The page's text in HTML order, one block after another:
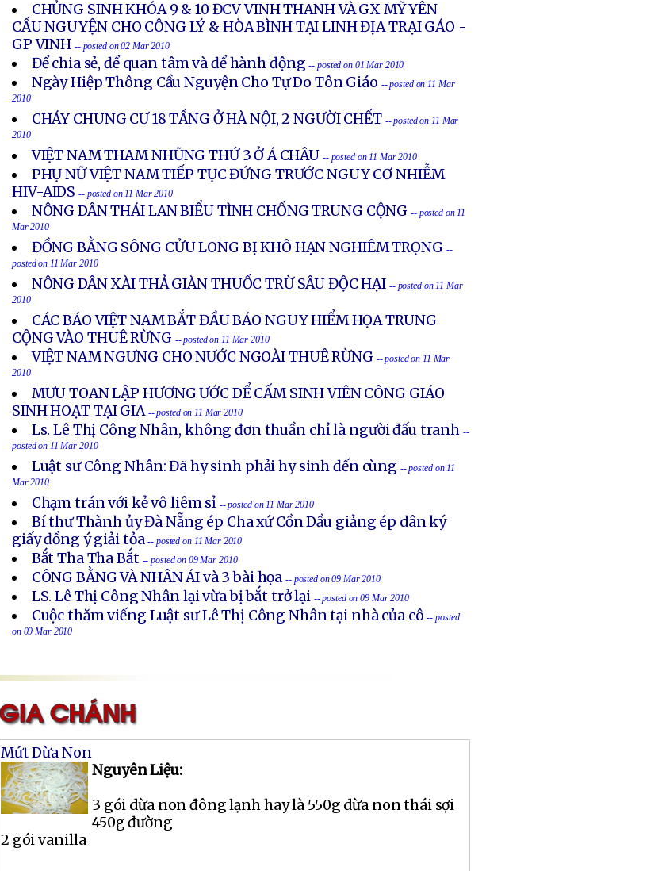
CHỦNG SINH KHÓA 9 & 10 ĐCV VINH THANH VÀ GX MỸ YÊN
CẦU NGUYỆN CHO CÔNG LÝ & HÒA BÌNH TẠI LINH ĐỊA TRẠI GÁO -
GP VINH -- posted on 02 Mar 2010
Để chia sẻ, để quan tâm và để hành động -- posted on 01 Mar 2010
Ngày Hiệp Thông Cầu Nguyện Cho Tự Do Tôn Giáo -- posted on 11 Mar
2010
CHÁY CHUNG CƯ 18 TẦNG Ở HÀ NỘI, 2 NGƯỜI CHẾT -- posted on 11 Mar
2010
VIỆT NAM THAM NHŨNG THỨ 3 Ở Á CHÂU -- posted on 11 Mar 2010
PHỤ NỮ VIỆT NAM TIẾP TỤC ĐỨNG TRƯỚC NGUY CƠ NHIỄM
HIV-AIDS -- posted on 11 Mar 2010
NÔNG DÂN THÁI LAN BIỂU TÌNH CHỐNG TRUNG CỘNG -- posted on 11
Mar 2010
ĐỒNG BẰNG SÔNG CỬU LONG BỊ KHÔ HẠN NGHIÊM TRỌNG --
posted on 11 Mar 2010
NÔNG DÂN XÀI THẢ GIÀN THUỐC TRỪ SÂU ĐỘC HẠI -- posted on 11 Mar
2010
CÁC BÁO VIỆT NAM BẮT ĐẦU BÁO NGUY HIỂM HỌA TRUNG
CỘNG VÀO THUÊ RỪNG -- posted on 11 Mar 2010
VIỆT NAM NGƯNG CHO NƯỚC NGOÀI THUÊ RỪNG -- posted on 11 Mar
2010
MƯU TOAN LẬP HƯƠNG ƯỚC ÐỂ CẤM SINH VIÊN CÔNG GIÁO
SINH HOẠT TẠI GIA -- posted on 11 Mar 2010
Ls. Lê Thị Công Nhân, không đơn thuần chỉ là người đấu tranh --
posted on 11 Mar 2010
Luật sư Công Nhân: Đã hy sinh phải hy sinh đến cùng -- posted on 11
Mar 2010
Chạm trán với kẻ vô liêm sỉ -- posted on 11 Mar 2010
Bí thư Thành ủy Đà Nẵng ép Cha xứ Cồn Dầu giảng ép dân ký
giấy đồng ý giải tỏa-- posted on 11 Mar 2010
Bắt Tha Tha Bắt -- posted on 09 Mar 2010
CÔNG BẰNG VÀ NHÂN ÁI và 3 bài họa -- posted on 09 Mar 2010
LS. Lê Thị Công Nhân lại vừa bị bắt trở lại -- posted on 09 Mar 2010
Cuộc thăm viếng Luật sư Lê Thị Công Nhân tại nhà của cô-- posted
on 09 Mar 2010
Mứt Dừa Non
Nguyên Liệu:
3 gói dừa non đông lạnh hay là 550g dừa non thái sợi
450g đường
2 gói vanilla